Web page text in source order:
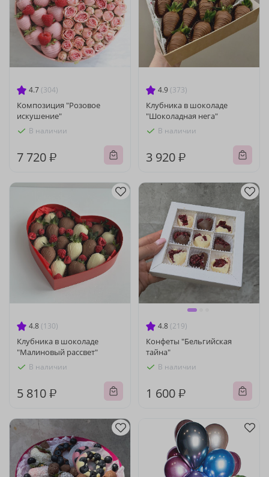
4.7 (304)
Композиция "Розовое
искушение"
В наличии
7 720 ₽
4.9 (373)
Клубника в шоколаде
"Шоколадная нега"
В наличии
3 920 ₽
4.8 (130)
Клубника в шоколаде
"Малиновый рассвет"
В наличии
5 810 ₽
4.8 (219)
Конфеты "Бельгийская
тайна"
В наличии
1 600 ₽